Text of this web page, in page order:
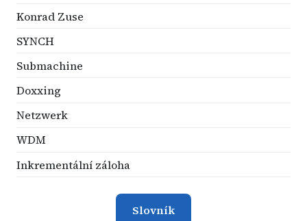
Konrad Zuse
SYNCH
Submachine
Doxxing
Netzwerk
WDM
Inkrementální záloha
Slovník